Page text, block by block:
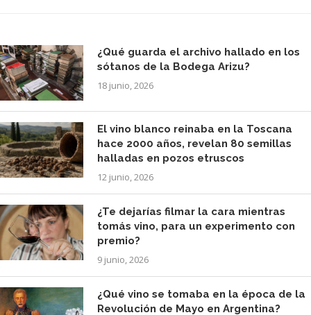
¿Qué guarda el archivo hallado en los
sótanos de la Bodega Arizu?
18 junio, 2026
El vino blanco reinaba en la Toscana
hace 2000 años, revelan 80 semillas
halladas en pozos etruscos
12 junio, 2026
¿Te dejarías filmar la cara mientras
tomás vino, para un experimento con
premio?
9 junio, 2026
¿Qué vino se tomaba en la época de la
Revolución de Mayo en Argentina?